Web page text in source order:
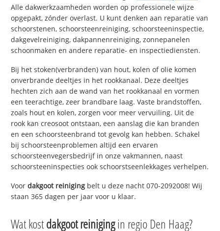
Alle dakwerkzaamheden worden op professionele wijze
opgepakt, zónder overlast. U kunt denken aan reparatie van
schoorstenen, schoorsteenreiniging, schoorsteeninspectie,
dakgevelreiniging, dakpannenreiniging, zonnepanelen
schoonmaken en andere reparatie- en inspectiediensten.
Bij het stoken(verbranden) van hout, kolen of olie komen
onverbrande deeltjes in het rookkanaal. Deze deeltjes
hechten zich aan de wand van het rookkanaal en vormen
een teerachtige, zeer brandbare laag. Vaste brandstoffen,
zoals hout en kolen, zorgen voor meer vervuiling. Uit de
rook kan creosoot ontstaan, een aanslag die kan branden
en een schoorsteenbrand tot gevolg kan hebben. Schakel
bij schoorsteenproblemen altijd een ervaren
schoorsteenvegersbedrijf in onze vakmannen, naast
schoorsteeninspecties ook schoorstseenlekkages verhelpen.
Voordakgoot reiniging belt u deze nacht 070-2092008! Wij
staan 365 dagen per jaar voor u klaar.
Wat kostdakgoot reinigingin regio Den Haag?